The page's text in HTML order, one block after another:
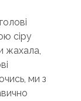
сіру
жахала,
ми з